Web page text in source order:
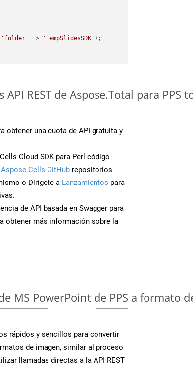
'folder' => 'TempSlidesSDK' );
REST de Aspose.Total para PPS
obtener una cuota de API gratuita y
Cloud SDK para Perl código
Aspose.Cells GitHub repositorios
o Dirígete a Lanzamientos para
de API basada en Swagger para
obtener más información sobre la
MS PowerPoint de PPS a formato
rápidos y sencillos para convertir
de imagen, similar al proceso
llamadas directas a la API REST